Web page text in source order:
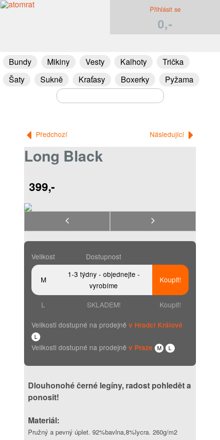
Přihlásit se
0,-
Bundy Mikiny Vesty Kalhoty
Trička
Šaty
Sukně Kraťasy Boxerky Pyžama
Předchozí Následující
Long Black
399,-
Velikost Dostupnost
M
1-3 týdny - objednejte -
vyrobíme
Koupit!
L SKLADEM! Koupit!
Velikosti dostupné na prodejně v Hradci Králové
L
Velikosti dostupné na prodejně v Praze M L
Dlouhonohé černé legíny, radost pohledět a
ponosit!
Materiál:
Pružný a pevný úplet. 92%bavlna,8%lycra. 260g/m2